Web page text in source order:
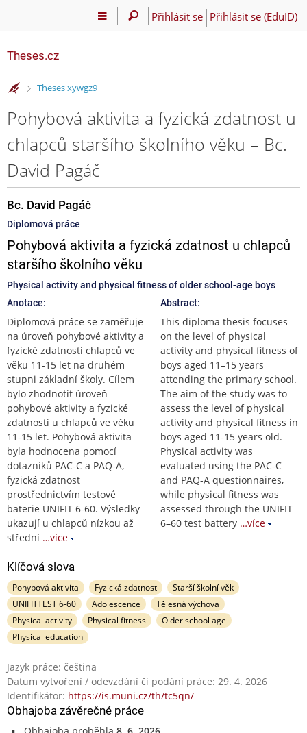
Přihlásit se Přihlásit se (EduID)
Theses.cz
>
Theses xywgz9
Pohybová aktivita a fyzická zdatnost u
chlapců staršího školního věku – Bc.
David Pagáč
Bc. David Pagáč
Diplomová práce
Pohybová aktivita a fyzická zdatnost u chlapců
staršího školního věku
Physical activity and physical fitness of older school-age boys
Anotace:
Diplomová práce se zaměřuje
na úroveň pohybové aktivity a
fyzické zdatnosti chlapců ve
věku 11-15 let na druhém
stupni základní školy. Cílem
bylo zhodnotit úroveň
pohybové aktivity a fyzické
zdatnosti u chlapců ve věku
11-15 let. Pohybová aktivita
byla hodnocena pomocí
dotazníků PAC-C a PAQ-A,
fyzická zdatnost
prostřednictvím testové
baterie UNIFIT 6-60. Výsledky
ukazují u chlapců nízkou až
střední …více
Abstract:
This diploma thesis focuses
on the level of physical
activity and physical fitness of
boys aged 11–15 years
attending the primary school.
The aim of the study was to
assess the level of physical
activity and physical fitness in
boys aged 11-15 years old.
Physical activity was
evaluated using the PAC-C
and PAQ-A questionnaires,
while physical fitness was
assessed through the UNIFIT
6–60 test battery …více
Klíčová slova
Pohybová aktivita Fyzická zdatnost
Starší školní věk
UNIFITTEST 6-60
Adolescence
Tělesná výchova
Physical activity
Physical fitness
Older school age
Physical education
Jazyk práce: čeština
Datum vytvoření / odevzdání či podání práce: 29. 4. 2026
Identifikátor: https://is.muni.cz/th/tc5qn/
Obhajoba závěrečné práce
Obhajoba proběhla 8. 6. 2026